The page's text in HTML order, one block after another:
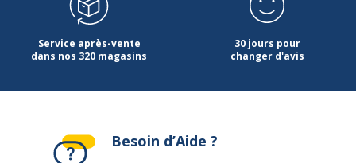
Service après-vente
dans nos 320 magasins
30 jours pour
changer d'avis
Besoin d’Aide ?